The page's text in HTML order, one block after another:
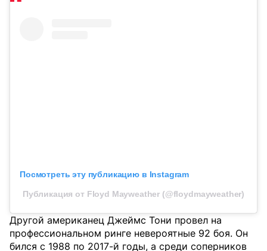
Посмотреть эту публикацию в Instagram
Публикация от Floyd Mayweather (@floydmayweather)
Другой американец Джеймс Тони провел на
профессиональном ринге невероятные 92 боя. Он
бился с 1988 по 2017-й годы, а среди соперников